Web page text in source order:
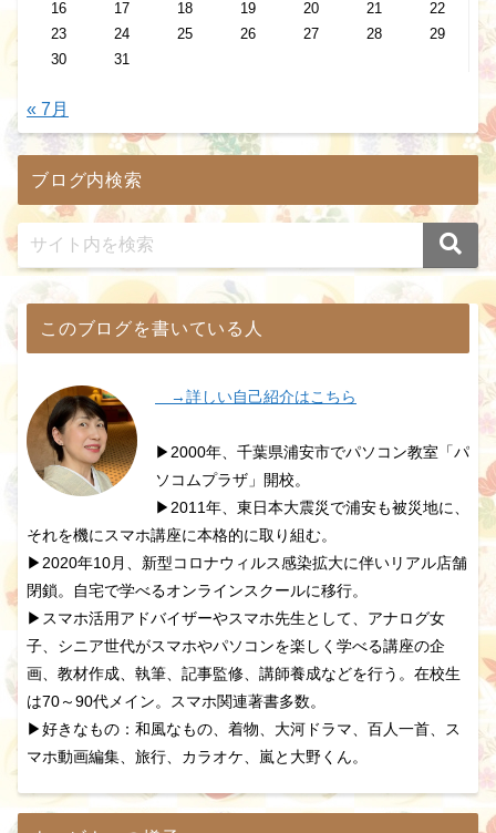
16
17 18 19 20 21
22
23
24 25 26 27 28
29
30
31
« 7月
ブログ内検索
このブログを書いている人
→詳しい自己紹介はこちら
▶2000年、千葉県浦安市でパソコン教室「パ
ソコムプラザ」開校。
▶2011年、東日本大震災で浦安も被災地に、
それを機にスマホ講座に本格的に取り組む。
▶2020年10月、新型コロナウィルス感染拡大に伴いリアル店舗
閉鎖。自宅で学べるオンラインスクールに移行。
▶スマホ活用アドバイザーやスマホ先生として、アナログ女
子、シニア世代がスマホやパソコンを楽しく学べる講座の企
画、教材作成、執筆、記事監修、講師養成などを行う。在校生
は70～90代メイン。スマホ関連著書多数。
▶好きなもの：和風なもの、着物、大河ドラマ、百人一首、ス
マホ動画編集、旅行、カラオケ、嵐と大野くん。